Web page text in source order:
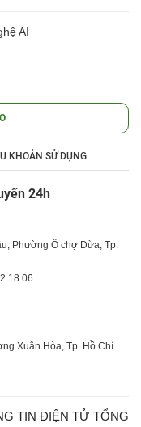
AI
KHOẢN SỬ DỤNG
24h
Phường Ô chợ Dừa, Tp.
18 06
Xuân Hòa, Tp. Hồ Chí
TIN ĐIỆN TỬ TỔNG